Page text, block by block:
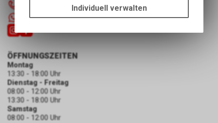
+41 55 6103131
ÖFFNUNGSZEITEN
Montag
13:30 - 18:00 Uhr
Dienstag - Freitag
08:00 - 12:00 Uhr
13:30 - 18:00 Uhr
Samstag
08:00 - 12:00 Uhr
um die grundlegenden
Funktionen unseres Online-
Individuell verwalten